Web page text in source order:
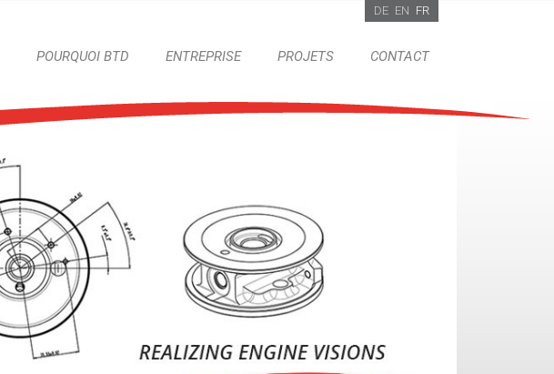
DE EN FR
POURQUOI BTD ENTREPRISE PROJETS CONTACT